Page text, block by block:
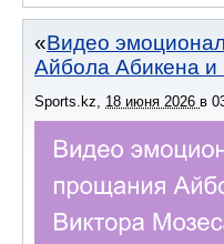
Видео
Айбола Абикена и
Sports.kz 18 июня 2026 в